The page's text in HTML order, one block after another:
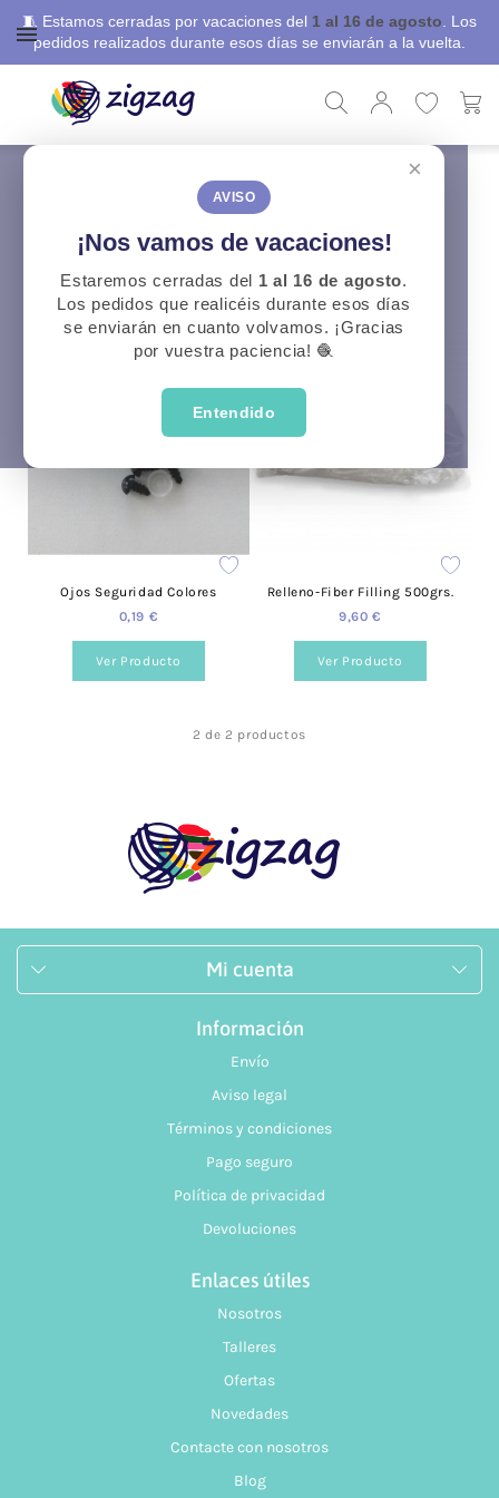
🧵 Estamos cerradas por vacaciones del 1 al 16 de agosto . Los
pedidos realizados durante esos días se enviarán a la vuelta.
×
AVISO
¡Nos vamos de vacaciones!
Estaremos cerradas del 1 al 16 de agosto.
Los pedidos que realicéis durante esos días
se enviarán en cuanto volvamos. ¡Gracias
por vuestra paciencia! 🧶
Entendido
Amigurumi
Ojos Seguridad Colores
0,19 €
Ver Producto
Relleno-Fiber Filling 500grs.
9,60 €
Ver Producto
2 de 2 productos
Mi cuenta
Información
Envío
Aviso legal
Términos y condiciones
Pago seguro
Política de privacidad
Devoluciones
Enlaces útiles
Nosotros
Talleres
Ofertas
Novedades
Contacte con nosotros
Blog